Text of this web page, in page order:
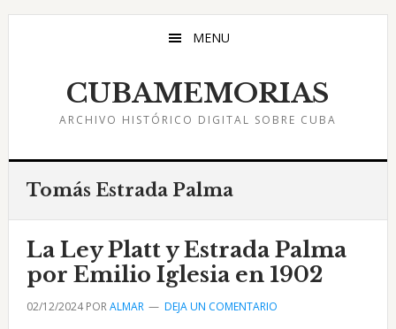
Saltar
Saltar
Saltar
MENU
CUBAMEMORIAS
ARCHIVO HISTÓRICO DIGITAL SOBRE CUBA
Tomás Estrada Palma
La Ley Platt y Estrada Palma
por Emilio Iglesia en 1902
02/12/2024PORALMAR DEJA UN COMENTARIO